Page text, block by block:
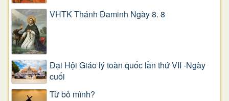
VHTK Thánh Đaminh Ngày 8. 8
Đại Hội Giáo lý toàn quốc lần thứ VII -Ngày
cuối
Từ bỏ mình?